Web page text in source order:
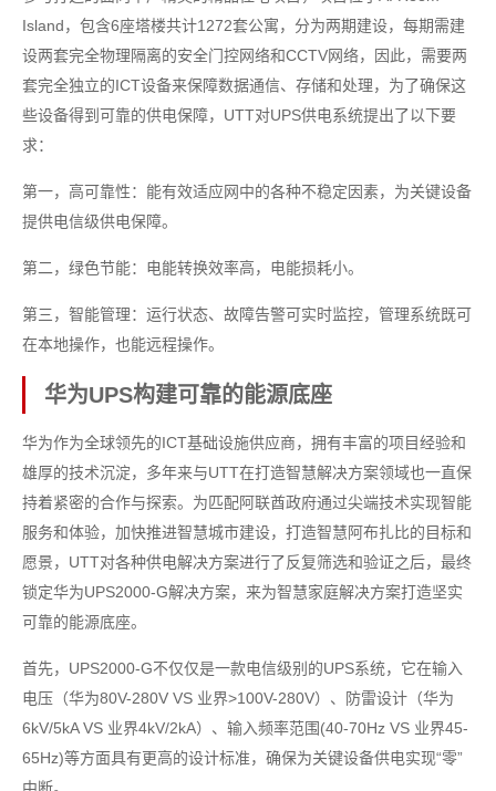
Island，包含6座塔楼共计1272套公寓，分为两期建设，每期需建
设两套完全物理隔离的安全门控网络和CCTV网络，因此，需要两
套完全独立的ICT设备来保障数据通信、存储和处理，为了确保这
些设备得到可靠的供电保障，UTT对UPS供电系统提出了以下要
求：
第一，高可靠性：能有效适应网中的各种不稳定因素，为关键设备
提供电信级供电保障。
第二，绿色节能：电能转换效率高，电能损耗小。
第三，智能管理：运行状态、故障告警可实时监控，管理系统既可
在本地操作，也能远程操作。
华为UPS构建可靠的能源底座
华为作为全球领先的ICT基础设施供应商，拥有丰富的项目经验和
雄厚的技术沉淀，多年来与UTT在打造智慧解决方案领域也一直保
持着紧密的合作与探索。为匹配阿联酋政府通过尖端技术实现智能
服务和体验，加快推进智慧城市建设，打造智慧阿布扎比的目标和
愿景，UTT对各种供电解决方案进行了反复筛选和验证之后，最终
锁定华为UPS2000-G解决方案，来为智慧家庭解决方案打造坚实
可靠的能源底座。
首先，UPS2000-G不仅仅是一款电信级别的UPS系统，它在输入
电压（华为80V-280V VS 业界>100V-280V）、防雷设计（华为
6kV/5kA VS 业界4kV/2kA）、输入频率范围(40-70Hz VS 业界45-
65Hz)等方面具有更高的设计标准，确保为关键设备供电实现“零”